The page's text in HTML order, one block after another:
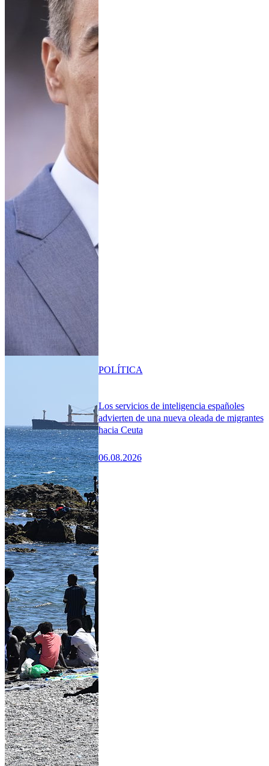
Los servicios de inteligencia españoles
advierten de una nueva oleada de migrantes
hacia Ceuta
06.08.2026
POLÍTICA